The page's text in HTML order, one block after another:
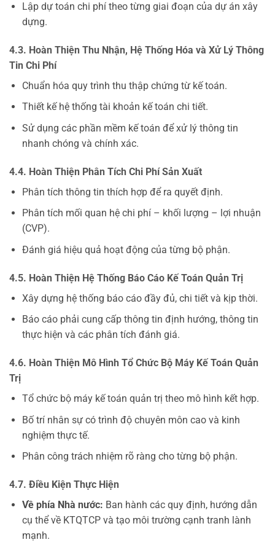
Lập dự toán chi phí theo từng giai đoạn của dự án xây
dựng.
4.3. Hoàn Thiện Thu Nhận, Hệ Thống Hóa và Xử Lý Thông
Tin Chi Phí
Chuẩn hóa quy trình thu thập chứng từ kế toán.
Thiết kế hệ thống tài khoản kế toán chi tiết.
Sử dụng các phần mềm kế toán để xử lý thông tin
nhanh chóng và chính xác.
4.4. Hoàn Thiện Phân Tích Chi Phí Sản Xuất
Phân tích thông tin thích hợp để ra quyết định.
Phân tích mối quan hệ chi phí – khối lượng – lợi nhuận
(CVP).
Đánh giá hiệu quả hoạt động của từng bộ phận.
4.5. Hoàn Thiện Hệ Thống Báo Cáo Kế Toán Quản Trị
Xây dựng hệ thống báo cáo đầy đủ, chi tiết và kịp thời.
Báo cáo phải cung cấp thông tin định hướng, thông tin
thực hiện và các phân tích đánh giá.
4.6. Hoàn Thiện Mô Hình Tổ Chức Bộ Máy Kế Toán Quản
Trị
Tổ chức bộ máy kế toán quản trị theo mô hình kết hợp.
Bố trí nhân sự có trình độ chuyên môn cao và kinh
nghiệm thực tế.
Phân công trách nhiệm rõ ràng cho từng bộ phận.
4.7. Điều Kiện Thực Hiện
Về phía Nhà nước: Ban hành các quy định, hướng dẫn
cụ thể về KTQTCP và tạo môi trường cạnh tranh lành
mạnh.